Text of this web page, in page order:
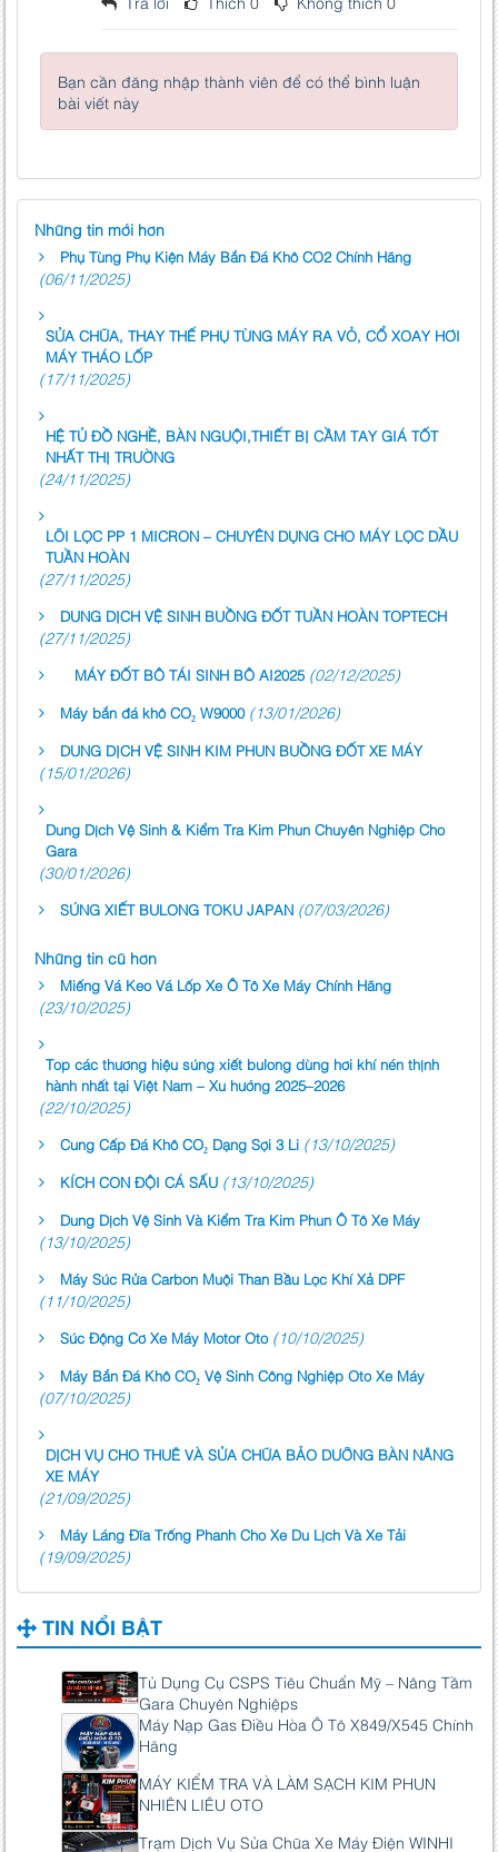
Bạn cần đăng nhập thành viên để có thể bình luận
bài viết này
Những tin mới hơn
Phụ Tùng Phụ Kiện Máy Bắn Đá Khô CO2 Chính Hãng
(06/11/2025)
SỬA CHỮA, THAY THẾ PHỤ TÙNG MÁY RA VỎ, CỔ XOAY HƠI
MÁY THÁO LỐP
(17/11/2025)
HỆ TỦ ĐỒ NGHỀ, BÀN NGUỘI,THIẾT BỊ CẦM TAY GIÁ TỐT
NHẤT THỊ TRƯỜNG
(24/11/2025)
LÕI LỌC PP 1 MICRON – CHUYÊN DỤNG CHO MÁY LỌC DẦU
TUẦN HOÀN
(27/11/2025)
DUNG DỊCH VỆ SINH BUỒNG ĐỐT TUẦN HOÀN TOPTECH
(27/11/2025)
MÁY ĐỐT BÔ TÁI SINH BÔ AI2025 (02/12/2025)
Máy bắn đá khô CO₂ W9000 (13/01/2026)
DUNG DỊCH VỆ SINH KIM PHUN BUỒNG ĐỐT XE MÁY
(15/01/2026)
Dung Dịch Vệ Sinh & Kiểm Tra Kim Phun Chuyên Nghiệp Cho
Gara
(30/01/2026)
SÚNG XIẾT BULONG TOKU JAPAN (07/03/2026)
Những tin cũ hơn
Miếng Vá Keo Vá Lốp Xe Ô Tô Xe Máy Chính Hãng
(23/10/2025)
Top các thương hiệu súng xiết bulong dùng hơi khí nén thịnh
hành nhất tại Việt Nam – Xu hướng 2025–2026
(22/10/2025)
Cung Cấp Đá Khô CO₂ Dạng Sợi 3 Li (13/10/2025)
KÍCH CON ĐỘI CÁ SẤU (13/10/2025)
Dung Dịch Vệ Sinh Và Kiểm Tra Kim Phun Ô Tô Xe Máy
(13/10/2025)
Máy Súc Rửa Carbon Muội Than Bầu Lọc Khí Xả DPF
(11/10/2025)
Súc Động Cơ Xe Máy Motor Oto (10/10/2025)
Máy Bắn Đá Khô CO₂ Vệ Sinh Công Nghiệp Oto Xe Máy
(07/10/2025)
DỊCH VỤ CHO THUÊ VÀ SỬA CHỮA BẢO DƯỠNG BÀN NÂNG
XE MÁY
(21/09/2025)
Máy Láng Đĩa Trống Phanh Cho Xe Du Lịch Và Xe Tải
(19/09/2025)
TIN NỔI BẬT
Tủ Dụng Cụ CSPS Tiêu Chuẩn Mỹ – Nâng Tầm
Gara Chuyên Nghiệps
Máy Nạp Gas Điều Hòa Ô Tô X849/X545 Chính
Hãng
MÁY KIỂM TRA VÀ LÀM SẠCH KIM PHUN
NHIÊN LIÊU OTO
Trạm Dịch Vụ Sửa Chữa Xe Máy Điện WINHI